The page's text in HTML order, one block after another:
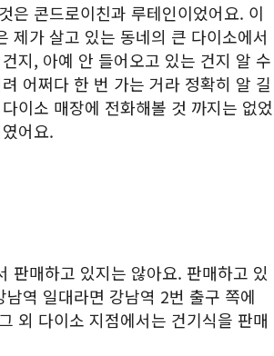
은 콘드로이친과 루테인이었어요. 이
제가 살고 있는 동네의 큰 다이소에서
지, 아예 안 들어오고 있는 건지 알 수
어쩌다 한 번 가는 거라 정확히 알 길
이소 매장에 전화해볼 것 까지는 없었
어요.
판매하고 있지는 않아요. 판매하고 있
역 일대라면 강남역 2번 출구 쪽에
외 다이소 지점에서는 건기식을 판매